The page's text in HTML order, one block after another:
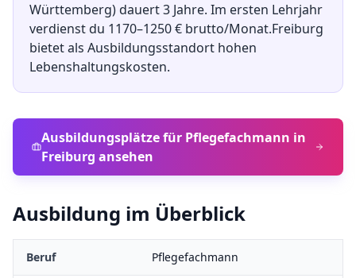
Württemberg) dauert3 Jahre. Im ersten Lehrjahr
verdienst du 1170–1250€ brutto/Monat.Freiburg
bietet als Ausbildungsstandort hohen
Lebenshaltungskosten.
Ausbildungsplätze für Pflegefachmann in
Freiburg ansehen
Ausbildung im Überblick
Beruf Pflegefachmann